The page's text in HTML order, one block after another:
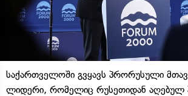
საქართველოში გვყავს პრორუსული
ლიდერი, რომელიც რუსეთიდან აღებულ